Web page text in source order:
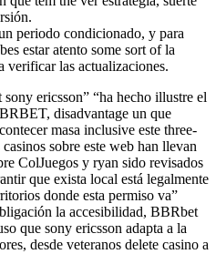
periodo condicionado, y para
estar atento some sort of la
verificar las actualizaciones.
ericsson” “ha hecho illustre el
disadvantage un que
masa inclusive este three-
sobre este web han llevan
ColJuegos y ryan sido revisados
que exista local está legalmente
donde esta permiso va”
la accesibilidad, BBRbet
que sony ericsson adapta a la
desde veteranos delete casino a